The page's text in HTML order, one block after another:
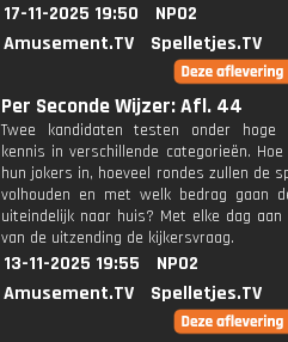
17-11-2025 19:50
NPO2
Amusement.TV
Spelletjes.TV
Per Seconde Wijzer: Afl. 44
Twee kandidaten testen onder hoge
kennis in verschillende categorieën.
hun jokers in, hoeveel rondes zullen de
volhouden en met welk bedrag gaan
uiteindelijk naar huis? Met elke dag
van de uitzending de kijkersvraag.
13-11-2025 19:55
NPO2
Amusement.TV
Spelletjes.TV